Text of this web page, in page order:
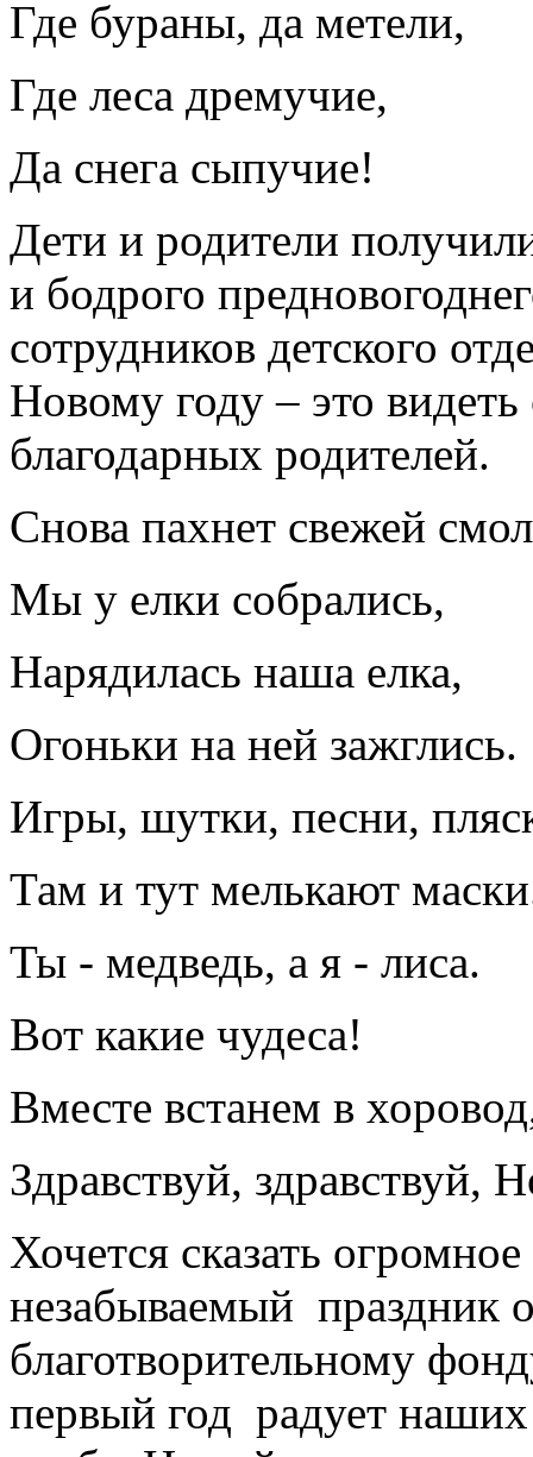
Где бураны, да метели,
Где леса дремучие,
Да снега сыпучие!
Дети и родители
и бодрого
сотрудников детского
Новому году – это видеть
благодарных родителей.
Снова пахнет свежей
Мы у елки собрались,
Нарядилась наша елка,
Огоньки на ней зажглись.
Игры, шутки, песни,
Там и тут мелькают
Ты - медведь, а я - лиса.
Вот какие чудеса!
Вместе встанем в
Здравствуй, здравствуй,
Хочется сказать
незабываемый праздник
благотворительному
первый год радует